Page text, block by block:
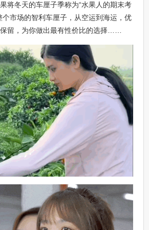
将冬天的车厘子季称为“水果人的期末考
个市场的智利车厘子，从空运到海运，优
留，为你做出最有性价比的选择……